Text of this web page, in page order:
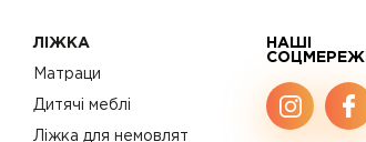
ЛІЖКА
Матраци
Дитячі меблі
Ліжка для немовлят
НАШІ